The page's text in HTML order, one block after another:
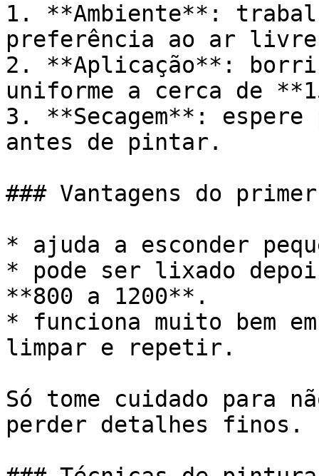
1. **Ambiente**:
preferência ao ar livre
2. **Aplicação**:
uniforme a cerca de
3. **Secagem**:
antes de pintar.
### Vantagens do
* ajuda a esconder
* pode ser lixado
**800 a 1200**.
* funciona muito bem
limpar e repetir.
Só tome cuidado para
perder detalhes finos.